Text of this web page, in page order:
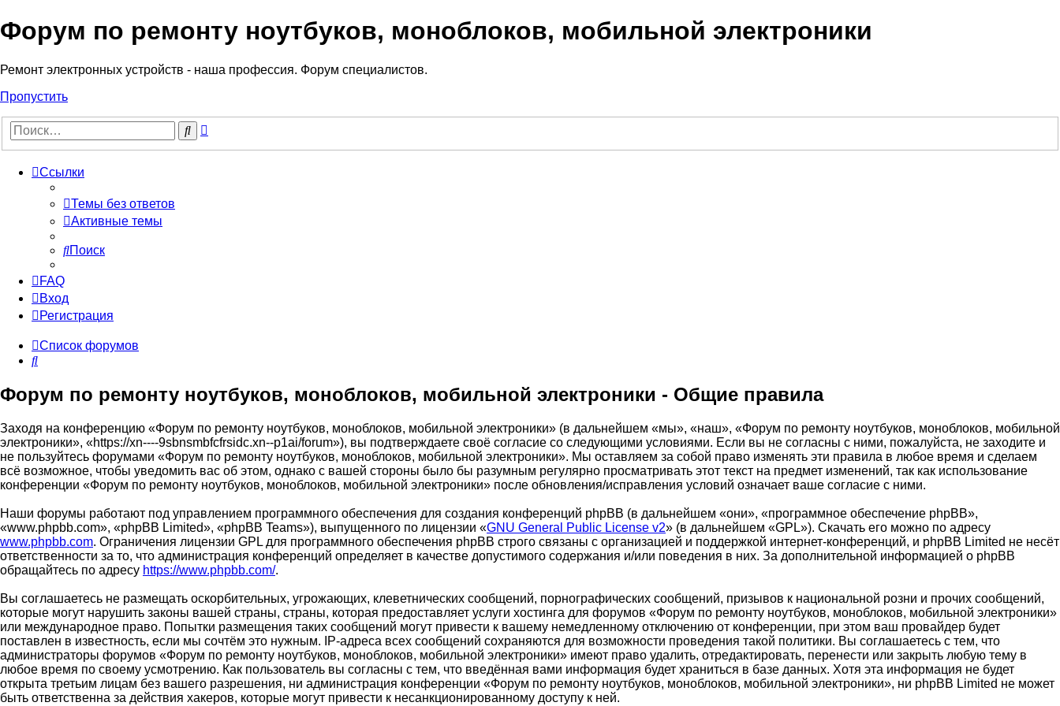
Регистрация
Форум по ремонту ноутбуков, моноблоков, мобильной электроники
Ремонт электронных устройств - наша профессия. Форум специалистов.
Пропустить
Поиск
Ссылки
Темы без ответов
Активные темы
Поиск
FAQ
Вход
Регистрация
Список форумов
Поиск
Форум по ремонту ноутбуков, моноблоков, мобильной электроники - Общие правила
Заходя на конференцию «Форум по ремонту ноутбуков, моноблоков, мобильной электроники» (в дальнейшем «мы», «наш», «Форум по ремонту ноутбуков, моноблоков, мобильной
электроники», «https://xn----9sbnsmbfcfrsidc.xn--p1ai/forum»), вы подтверждаете своё согласие со следующими условиями. Если вы не согласны с ними, пожалуйста, не заходите и
не пользуйтесь форумами «Форум по ремонту ноутбуков, моноблоков, мобильной электроники». Мы оставляем за собой право изменять эти правила в любое время и сделаем
всё возможное, чтобы уведомить вас об этом, однако с вашей стороны было бы разумным регулярно просматривать этот текст на предмет изменений, так как использование
конференции «Форум по ремонту ноутбуков, моноблоков, мобильной электроники» после обновления/исправления условий означает ваше согласие с ними.
Наши форумы работают под управлением программного обеспечения для создания конференций phpBB (в дальнейшем «они», «программное обеспечение phpBB»,
«www.phpbb.com», «phpBB Limited», «phpBB Teams»), выпущенного по лицензии «GNU General Public License v2» (в дальнейшем «GPL»). Скачать его можно по адресу
www.phpbb.com. Ограничения лицензии GPL для программного обеспечения phpBB строго связаны с организацией и поддержкой интернет-конференций, и phpBB Limited не несёт
ответственности за то, что администрация конференций определяет в качестве допустимого содержания и/или поведения в них. За дополнительной информацией о phpBB
обращайтесь по адресу https://www.phpbb.com/.
Вы соглашаетесь не размещать оскорбительных, угрожающих, клеветнических сообщений, порнографических сообщений, призывов к национальной розни и прочих сообщений,
которые могут нарушить законы вашей страны, страны, которая предоставляет услуги хостинга для форумов «Форум по ремонту ноутбуков, моноблоков, мобильной электроники»
или международное право. Попытки размещения таких сообщений могут привести к вашему немедленному отключению от конференции, при этом ваш провайдер будет
поставлен в известность, если мы сочтём это нужным. IP-адреса всех сообщений сохраняются для возможности проведения такой политики. Вы соглашаетесь с тем, что
администраторы форумов «Форум по ремонту ноутбуков, моноблоков, мобильной электроники» имеют право удалить, отредактировать, перенести или закрыть любую тему в
любое время по своему усмотрению. Как пользователь вы согласны с тем, что введённая вами информация будет храниться в базе данных. Хотя эта информация не будет
открыта третьим лицам без вашего разрешения, ни администрация конференции «Форум по ремонту ноутбуков, моноблоков, мобильной электроники», ни phpBB Limited не может
быть ответственна за действия хакеров, которые могут привести к несанкционированному доступу к ней.